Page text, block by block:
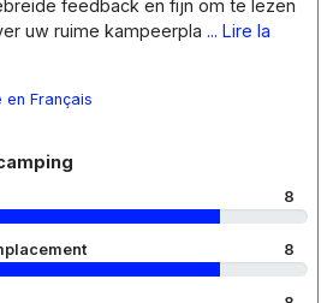
feedback en fijn om te lezen
uw ruime kampeerpla ... Lire la
en Français
8
8